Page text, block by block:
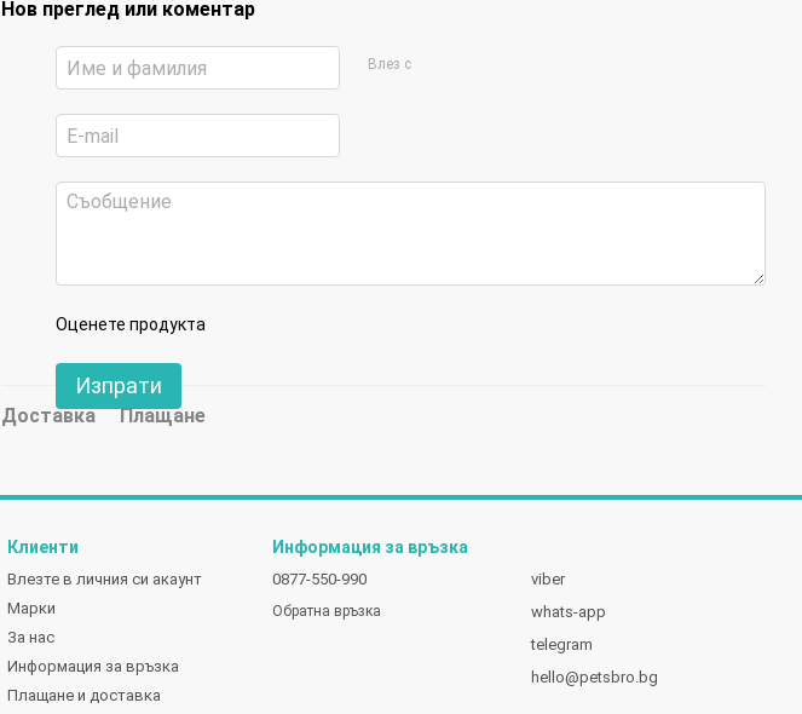
Нов преглед или коментар
Влез с
Оценете продукта
Изпрати
Доставка Плащане
Клиенти
Влезте в личния си акаунт
Марки
За нас
Информация за връзка
Плащане и доставка
Информация за връзка
0877-550-990
Обратна връзка
viber
whats-app
telegram
hello@petsbro.bg